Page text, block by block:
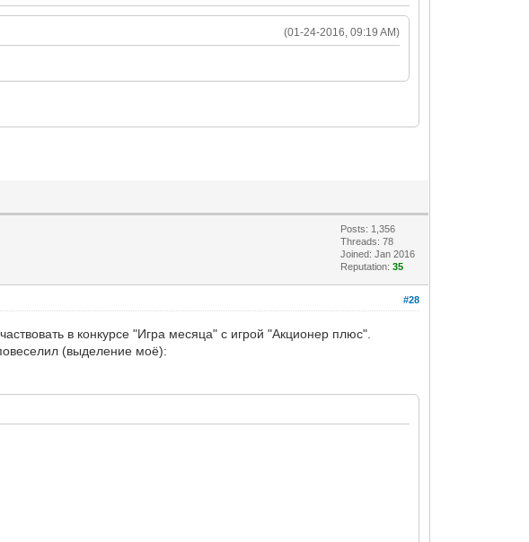
(01-24-2016, 09:19 AM)
Posts: 1,356
Threads: 78
Joined: Jan 2016
Reputation:35
#28
в конкурсе "Игра месяца" с игрой "Акционер плюс".
(выделение моё):